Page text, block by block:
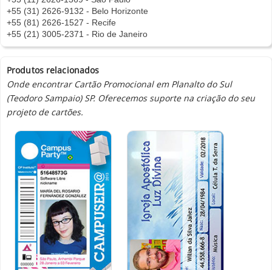
+55 (31) 2626-9132 - Belo Horizonte
+55 (81) 2626-1527 - Recife
+55 (21) 3005-2371 - Rio de Janeiro
Produtos relacionados
Onde encontrar Cartão Promocional em Planalto do Sul
(Teodoro Sampaio) SP. Oferecemos suporte na criação do seu
projeto de cartões.